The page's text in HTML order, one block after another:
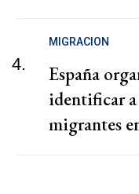
4.
MIGRACION
España
identificar a
migrantes